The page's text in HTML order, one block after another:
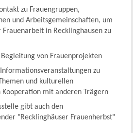
zu Frauengruppen,
und Arbeitsgemeinschaften, um
Frauenarbeit in Recklinghausen zu
von Frauenprojekten
zu
und kulturellen
Kooperation mit anderen Trägern
gibt auch den
"Recklinghäuser Frauenherbst"